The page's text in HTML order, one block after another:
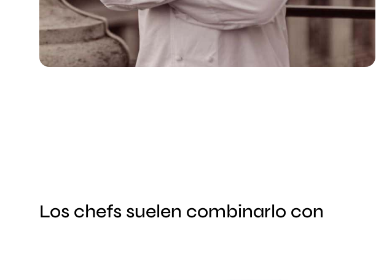
Los chefs suelen combinarlo con